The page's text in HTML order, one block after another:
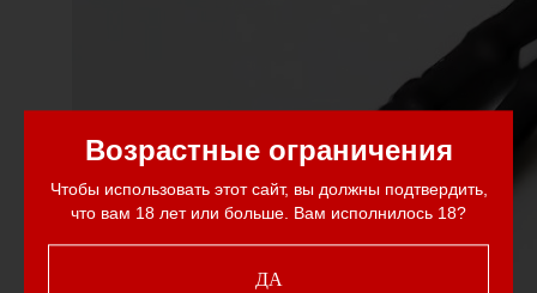
Возрастные ограничения
Чтобы использовать этот сайт, вы должны подтвердить,
что вам 18 лет или больше. Вам исполнилось 18?
ДА